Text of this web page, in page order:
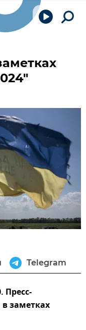
Telegram
Пресс-
заметках